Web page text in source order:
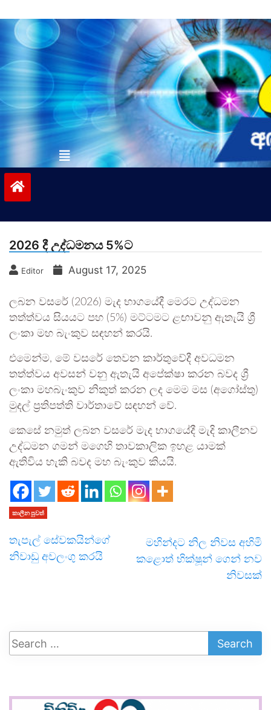
to
contentvinivida.lk
2026 දී උද්ධමනය 5%ට
Editor August 17, 2025
ලබන වසරේ (2026) මැද භාගයේදී මෙරට උද්ධමන
තත්ත්වය සියයට පහ (5%) මට්ටමට ළඟාවනු ඇතැයි ශ්‍රී
ලංකා මහ බැංකුව සඳහන් කරයි.
එමෙන්ම, මේ වසරේ තෙවන කාර්තුවේදී අවධමන
තත්ත්වය අවසන් වනු ඇතැයි අපේක්ෂා කරන බවද ශ්‍රී
ලංකා මහබැංකුව නිකුත් කරන ලද මෙම මස (අගෝස්තු)
මුදල් ප්‍රතිපත්ති වාර්තාවේ සඳහන් වේ.
කෙසේ නමුත් ලබන වසරේ මැද භාගයේදී මැදි කාලීනව
උද්ධමන ගමන් මගෙහි තාවකාලික ඉහළ යාමක්
ඇතිවිය හැකි බවද මහ බැංකුව කියයි.
කාලීන පුවත්
තැපැල් සේවකයින්ගේ
නිවාඩු අවලංගු කරයි
මහින්දට නිල නිවස අහිමි
කළොත් භික්ෂූන් ගෙන් නව
නිවසක්